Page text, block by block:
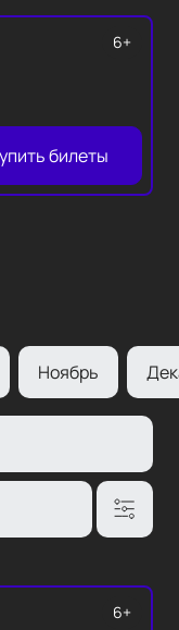
6+
билеты
Ноябрь
6+